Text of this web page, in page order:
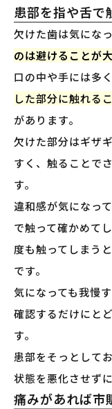
患部を指や舌で
欠けた歯は気にな
のは避けることが
口の中や手には多
した部分に触れる
があります。
欠けた部分はギザ
すく、触ることで
す。
違和感が気になっ
で触って確かめて
度も触ってしまう
です。
気になっても我慢
確認するだけにと
す。
患部をそっとして
状態を悪化させず
痛みがあれば市